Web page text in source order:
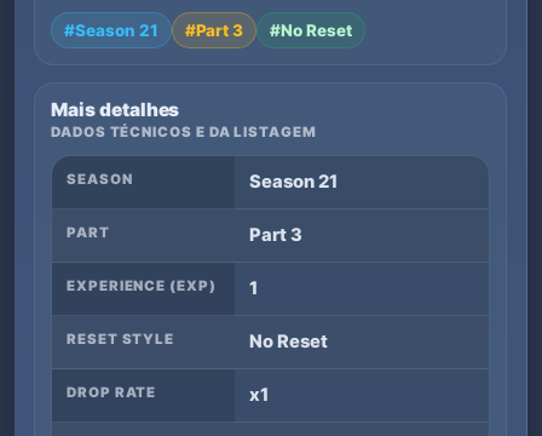
#Season 21 #Part 3 #No Reset
Mais detalhes
DADOS TÉCNICOS E DA LISTAGEM
SEASON Season 21
PART Part 3
EXPERIENCE (EXP) 1
RESET STYLE No Reset
DROP RATE x1